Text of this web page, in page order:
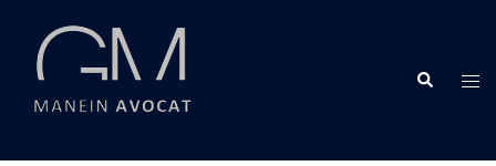
contenu